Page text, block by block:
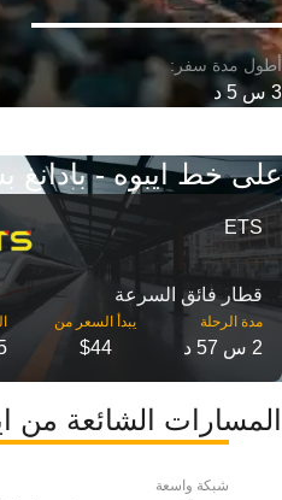
3 س 5 د
على خط ايبوه - بادانغ
ETS
قطار فائق السرعة
مدة الرحلة
2 س 57 د $44
المسارات الشائعة من
شبكة واسعة